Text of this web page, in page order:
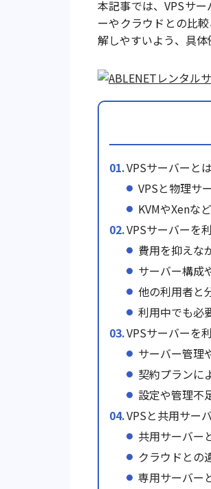
本記事では、VPSサ
ーやクラウドとの比
解しやすいよう、具体
VPSサーバーと
VPSと物理サ
KVMやXenな
VPSサーバーを
費用を抑えな
サーバー構成
他の利用者と
利用中でも必
VPSサーバーを
サーバー管理
契約プランに
設定や管理不
VPSと共用サー
共用サーバー
クラウドとの
専用サーバー